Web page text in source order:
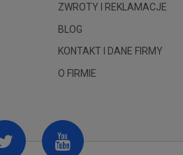
ZWROTY I REKLAMACJE
BLOG
KONTAKT I DANE FIRMY
O FIRMIE